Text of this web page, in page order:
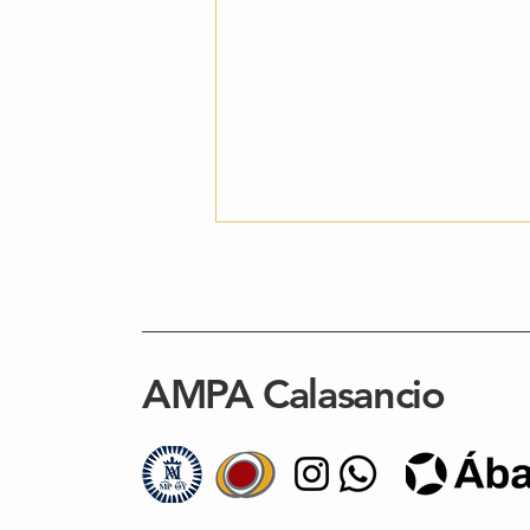
🥋 ¡Gran participación de
nuestro equipo de Judo!
AMPA Calasancio